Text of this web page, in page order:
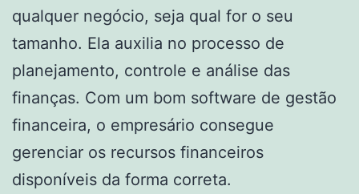
qualquer negócio, seja qual for o seu
tamanho. Ela auxilia no processo de
planejamento, controle e análise das
finanças. Com um bom software de gestão
financeira, o empresário consegue
gerenciar os recursos financeiros
disponíveis da forma correta.